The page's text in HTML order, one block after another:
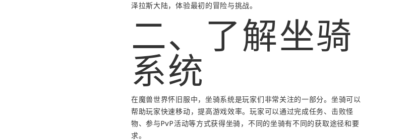
泽拉斯大陆，体验最初的冒险与挑战。
二、了解坐骑
系统
在魔兽世界怀旧服中，坐骑系统是玩家们非常关注的一部分。坐骑可以
帮助玩家快速移动，提高游戏效率。玩家可以通过完成任务、击败怪
物、参与PvP活动等方式获得坐骑，不同的坐骑有不同的获取途径和要
求。